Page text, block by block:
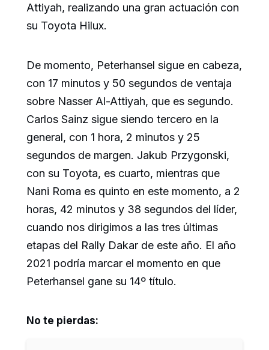
Attiyah, realizando una gran actuación con
su Toyota Hilux.
De momento, Peterhansel sigue en cabeza,
con 17 minutos y 50 segundos de ventaja
sobre Nasser Al-Attiyah, que es segundo.
Carlos Sainz sigue siendo tercero en la
general, con 1 hora, 2 minutos y 25
segundos de margen. Jakub Przygonski,
con su Toyota, es cuarto, mientras que
Nani Roma es quinto en este momento, a 2
horas, 42 minutos y 38 segundos del líder,
cuando nos dirigimos a las tres últimas
etapas del Rally Dakar de este año. El año
2021 podría marcar el momento en que
Peterhansel gane su 14º título.
No te pierdas: